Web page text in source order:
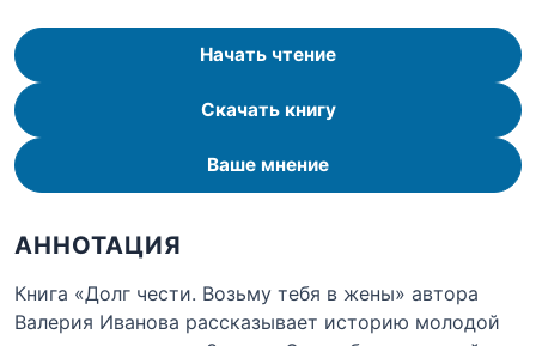
Начать чтение
Скачать книгу
Ваше мнение
АННОТАЦИЯ
Книга «Долг чести. Возьму тебя в жены» автора
Валерия Иванова рассказывает историю молодой